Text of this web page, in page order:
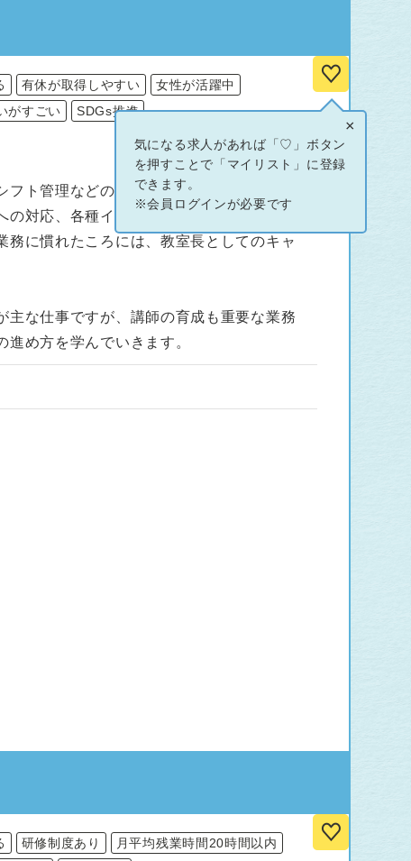
有休が取得しやすい
女性が活躍中
がすごい SDGs推進
ト管理などの業務から、保護者様へ進路
対応、各種イベントの企画・運営、掲示
に慣れたころには、教室長としてのキャ
主な仕事ですが、講師の育成も重要な業務
め方を学んでいきます。
×
気になる求人があれば「♡」ボタン
を押すことで「マイリスト」に登録
できます。
※会員ログインが必要です
研修制度あり
月平均残業時間20時間以内